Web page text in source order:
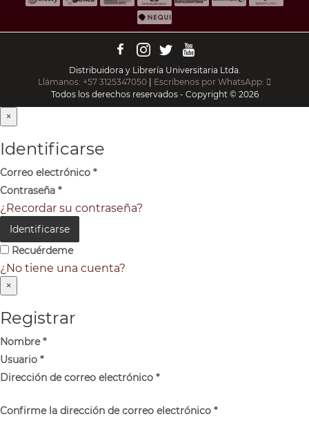
Distribuidora y Librería Universitaria Ltda.
Llámanos: +57 3125347050 | Escríbenos por WhatsApp:
Todos los derechos reservados - Copyright © 2026
×
Identificarse
Correo electrónico *
Contraseña *
¿Recordar su contraseña?
Identificarse
Recuérdeme
¿No tiene una cuenta?
×
Registrar
Nombre*
Usuario *
Dirección de correo electrónico *
Confirme la dirección de correo electrónico *